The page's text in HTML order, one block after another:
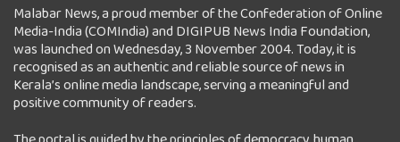
Malabar News, a proud member of the Confederation of Online
Media-India (COMIndia) and DIGIPUB News India Foundation,
was launched on Wednesday, 3 November 2004. Today, it is
recognised as an authentic and reliable source of news in
Kerala’s online media landscape, serving a meaningful and
positive community of readers.